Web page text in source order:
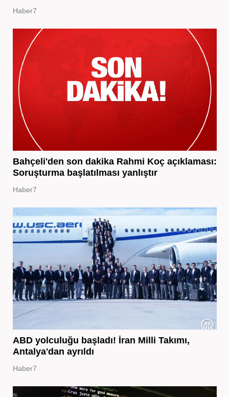
Haber7
Bahçeli'den son dakika Rahmi Koç açıklaması:
Soruşturma başlatılması yanlıştır
Haber7
ABD yolculuğu başladı! İran Milli Takımı,
Antalya'dan ayrıldı
Haber7